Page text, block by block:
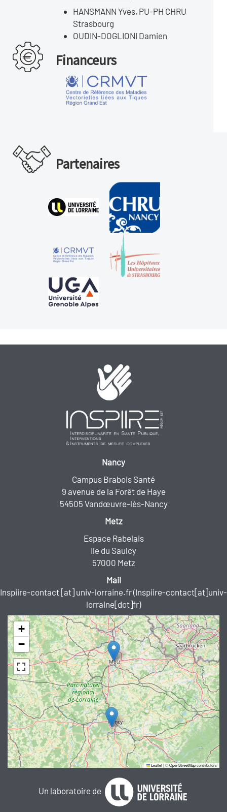
HANSMANN Yves, PU-PH CHRU
Strasbourg
OUDIN-DOGLIONI Damien
Financeurs
Partenaires
Nancy
Campus Brabois Santé
9 avenue de la Forêt de Haye
54505 Vandœuvre-lès-Nancy
Metz
Espace Rabelais
Ile du Saulcy
57000 Metz
Mail
Inspiire-contact[at] univ-lorraine.fr(Inspiire-contact[at]univ-
lorraine[dot]fr)
+
−
Leaflet|©OpenStreetMapcontributors
Un laboratoire de